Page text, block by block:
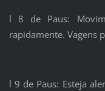
l 8 de Paus:
rapidamente. Vagens
l 9 de Paus: Esteja